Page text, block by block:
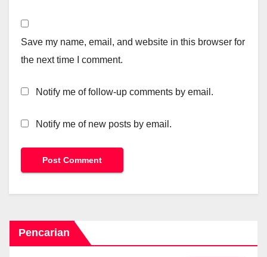
Save my name, email, and website in this browser for
the next time I comment.
Notify me of follow-up comments by email.
Notify me of new posts by email.
Pencarian